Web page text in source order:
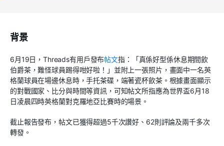
背景
6月19日，Threads有用戶發布帖文指：「真係好型係休息期間飲
伯爵茶，難怪球員踢得咁好啦！」並附上一張照片，畫面中一名英
格蘭球員在場邊休息時，手托茶碟，端著瓷杯飲茶。根據畫面顯示
的對戰國家、比分與時間等資訊，可知帖文所指應為世界盃6月18
日凌晨四時英格蘭對克羅地亞比賽時的場景。
截止報告發布，帖文已獲得超過5千次讚好、62則評論及兩千多次
轉發。